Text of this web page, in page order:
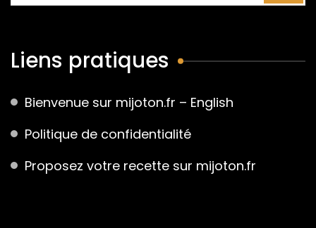
Liens pratiques
Bienvenue sur mijoton.fr – English
Politique de confidentialité
Proposez votre recette sur mijoton.fr